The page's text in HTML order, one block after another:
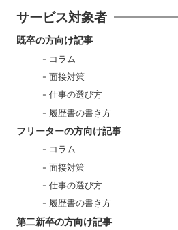
サービス対象者
既卒の方向け記事
コラム
面接対策
仕事の選び方
履歴書の書き方
フリーターの方向け記事
コラム
面接対策
仕事の選び方
履歴書の書き方
第二新卒の方向け記事